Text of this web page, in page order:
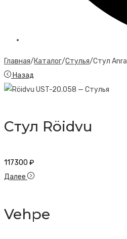
Главная/Каталог/Стулья/Стул Anra
Назад
Стул Röidvu
117300 ₽
Далее
Vehpe